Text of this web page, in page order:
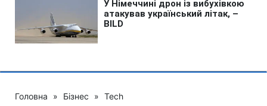
Головна » Бізнес » Tech